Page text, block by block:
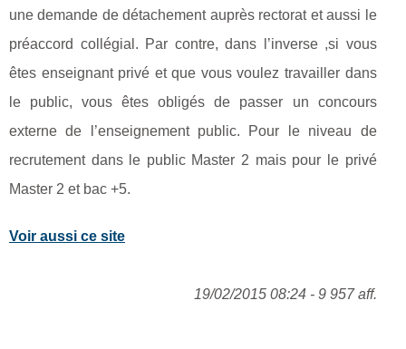
une demande de détachement auprès rectorat et aussi le
préaccord collégial. Par contre, dans l’inverse ,si vous
êtes enseignant privé et que vous voulez travailler dans
le public, vous êtes obligés de passer un concours
externe de l’enseignement public. Pour le niveau de
recrutement dans le public Master 2 mais pour le privé
Master 2 et bac +5.
Voir aussi ce site
19/02/2015 08:24 - 9 957 aff.